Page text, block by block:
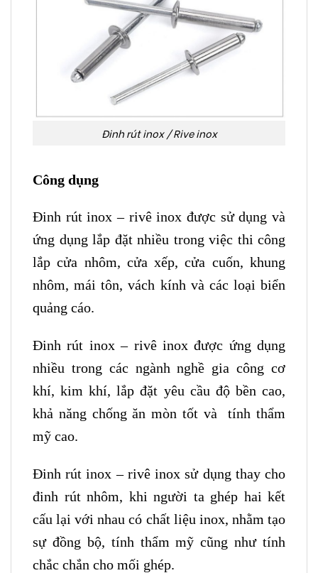
Đinh rút inox / Rive inox
Công dụng
Đinh rút inox – rivê inox được sử dụng và
ứng dụng lắp đặt nhiều trong việc thi công
lắp cửa nhôm, cửa xếp, cửa cuốn, khung
nhôm, mái tôn, vách kính và các loại biển
quảng cáo.
Đinh rút inox – rivê inox được ứng dụng
nhiều trong các ngành nghề gia công cơ
khí, kim khí, lắp đặt yêu cầu độ bền cao,
khả năng chống ăn mòn tốt và tính thẩm
mỹ cao.
Đinh rút inox – rivê inox sử dụng thay cho
đinh rút nhôm, khi người ta ghép hai kết
cấu lại với nhau có chất liệu inox, nhằm tạo
sự đồng bộ, tính thẩm mỹ cũng như tính
chắc chắn cho mối ghép.